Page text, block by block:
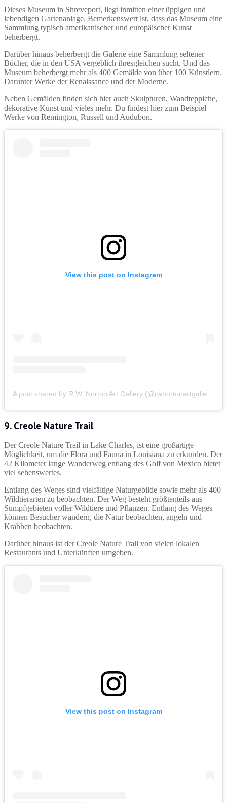
Dieses Museum in Shreveport, liegt inmitten einer üppigen und
lebendigen Gartenanlage. Bemerkenswert ist, dass das Museum eine
Sammlung typisch amerikanischer und europäischer Kunst
beherbergt.
Darüber hinaus beherbergt die Galerie eine Sammlung seltener
Bücher, die in den USA vergeblich ihresgleichen sucht. Und das
Museum beherbergt mehr als 400 Gemälde von über 100 Künstlern.
Darunter Werke der Renaissance und der Moderne.
Neben Gemälden finden sich hier auch Skulpturen, Wandteppiche,
dekorative Kunst und vieles mehr. Du findest hier zum Beispiel
Werke von Remington, Russell und Audubon.
View this post on Instagram
9. Creole Nature Trail
Der Creole Nature Trail in Lake Charles, ist eine großartige
Möglichkeit, um die Flora und Fauna in Louisiana zu erkunden. Der
42 Kilometer lange Wanderweg entlang des Golf von Mexico bietet
viel sehenswertes.
Entlang des Weges sind vielfältige Naturgebilde sowie mehr als 400
Wildtierarten zu beobachten. Der Weg besteht größtenteils aus
Sumpfgebieten voller Wildtiere und Pflanzen. Entlang des Weges
können Besucher wandern, die Natur beobachten, angeln und
Krabben beobachten.
Darüber hinaus ist der Creole Nature Trail von vielen lokalen
Restaurants und Unterkünften umgeben.
View this post on Instagram